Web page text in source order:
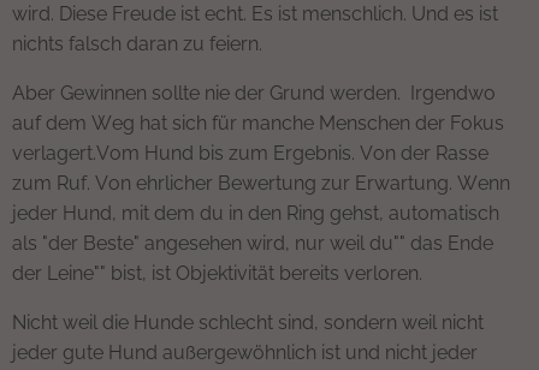
wird. Diese Freude ist echt. Es ist menschlich. Und es ist
nichts falsch daran zu feiern.
Aber Gewinnen sollte nie der Grund werden. Irgendwo
auf dem Weg hat sich für manche Menschen der Fokus
verlagert.Vom Hund bis zum Ergebnis. Von der Rasse
zum Ruf. Von ehrlicher Bewertung zur Erwartung. Wenn
jeder Hund, mit dem du in den Ring gehst, automatisch
als "der Beste" angesehen wird, nur weil du"" das Ende
der Leine"" bist, ist Objektivität bereits verloren.
Nicht weil die Hunde schlecht sind, sondern weil nicht
jeder gute Hund außergewöhnlich ist und nicht jeder